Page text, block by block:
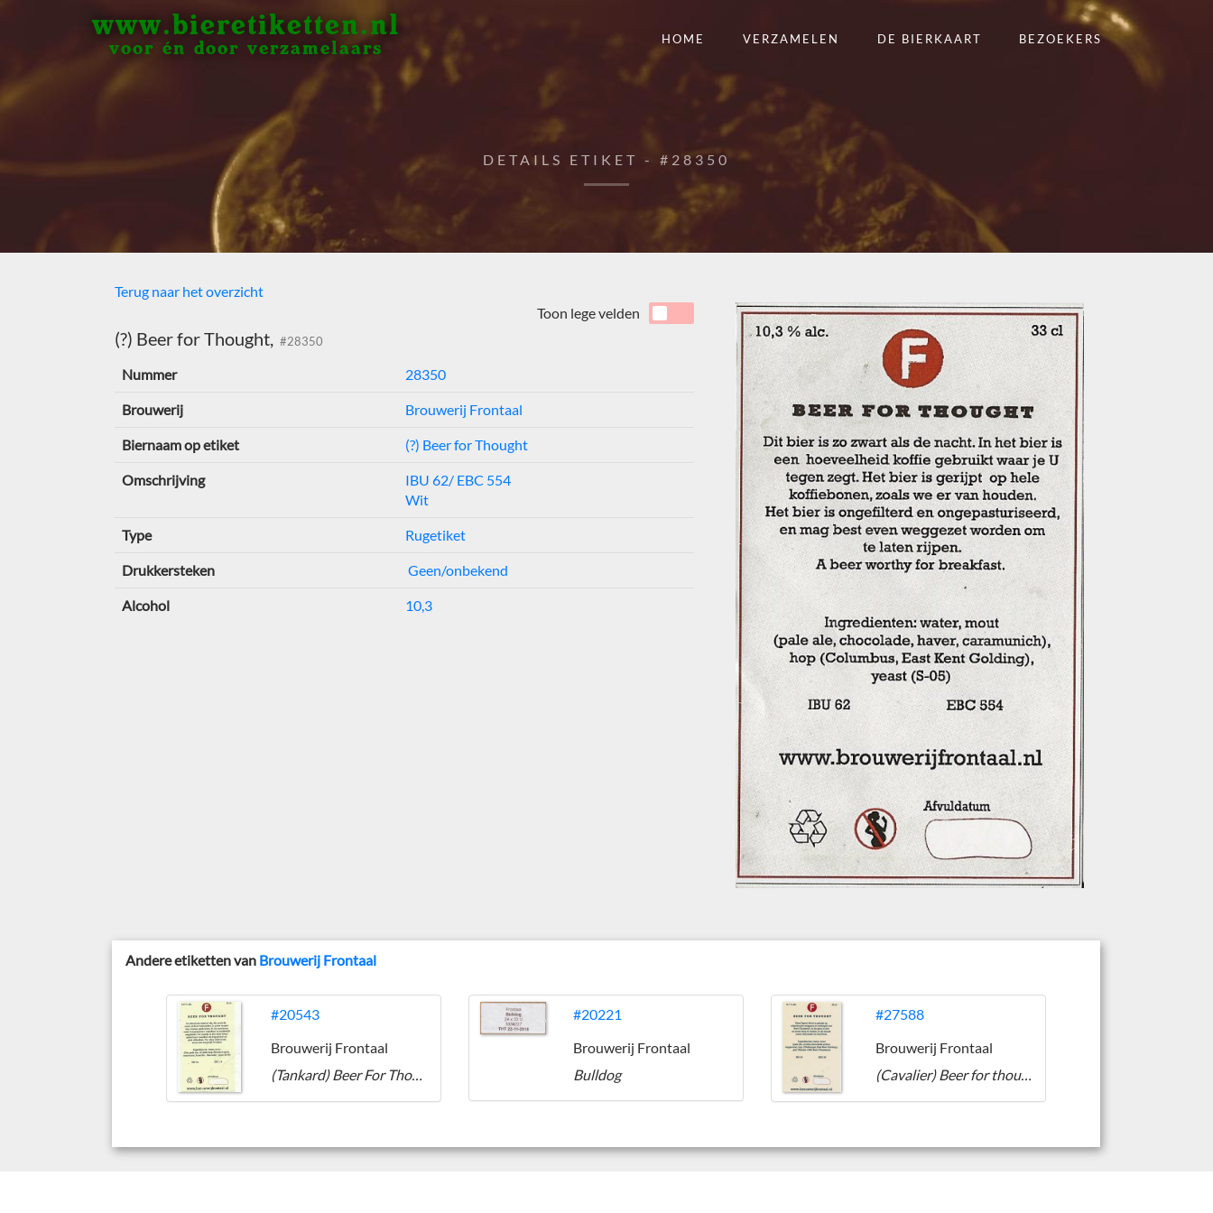
www.bieretiketten.nl
voor én door verzamelaars
HOME VERZAMELEN DE BIERKAART BEZOEKERS
DETAILS ETIKET - #28350
Terug naar het overzicht
(?) Beer for Thought, #28350
Toon lege velden
Nummer 28350
Brouwerij Brouwerij Frontaal
Biernaam op etiket (?) Beer for Thought
Omschrijving
IBU 62/ EBC 554
Wit
Type Rugetiket
Drukkersteken Geen/onbekend
Alcohol 10,3
Andere etiketten van Brouwerij Frontaal
#20543
Brouwerij Frontaal
(Tankard) Beer For Thought
#20221
Brouwerij Frontaal
Bulldog
#27588
Brouwerij Frontaal
(Cavalier) Beer for thought